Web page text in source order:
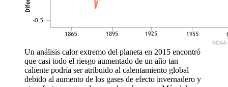
Un análisis calor extremo del planeta en 2015 encontró
que casi todo el riesgo aumentado de un año tan
caliente podría ser atribuido al calentamiento global
debido al aumento de los gases de efecto invernadero y